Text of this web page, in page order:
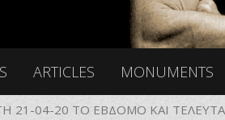
ARTICLES MONUMENTS
04-20 ΤΟ ΕΒΔΟΜΟ ΚΑΙ